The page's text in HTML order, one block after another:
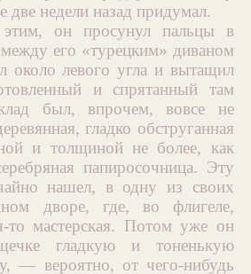
две недели назад придумал.
он просунул пальцы в
его «турецким» диваном
около левого угла и вытащил
и спрятанный там
был, впрочем, вовсе не
гладко обструганная
и толщиной не более, как
папиросочница. Эту
нашел, в одну из своих
дворе, где, во флигеле,
то мастерская. Потом уже он
гладкую и тоненькую
— вероятно, от чего-нибудь